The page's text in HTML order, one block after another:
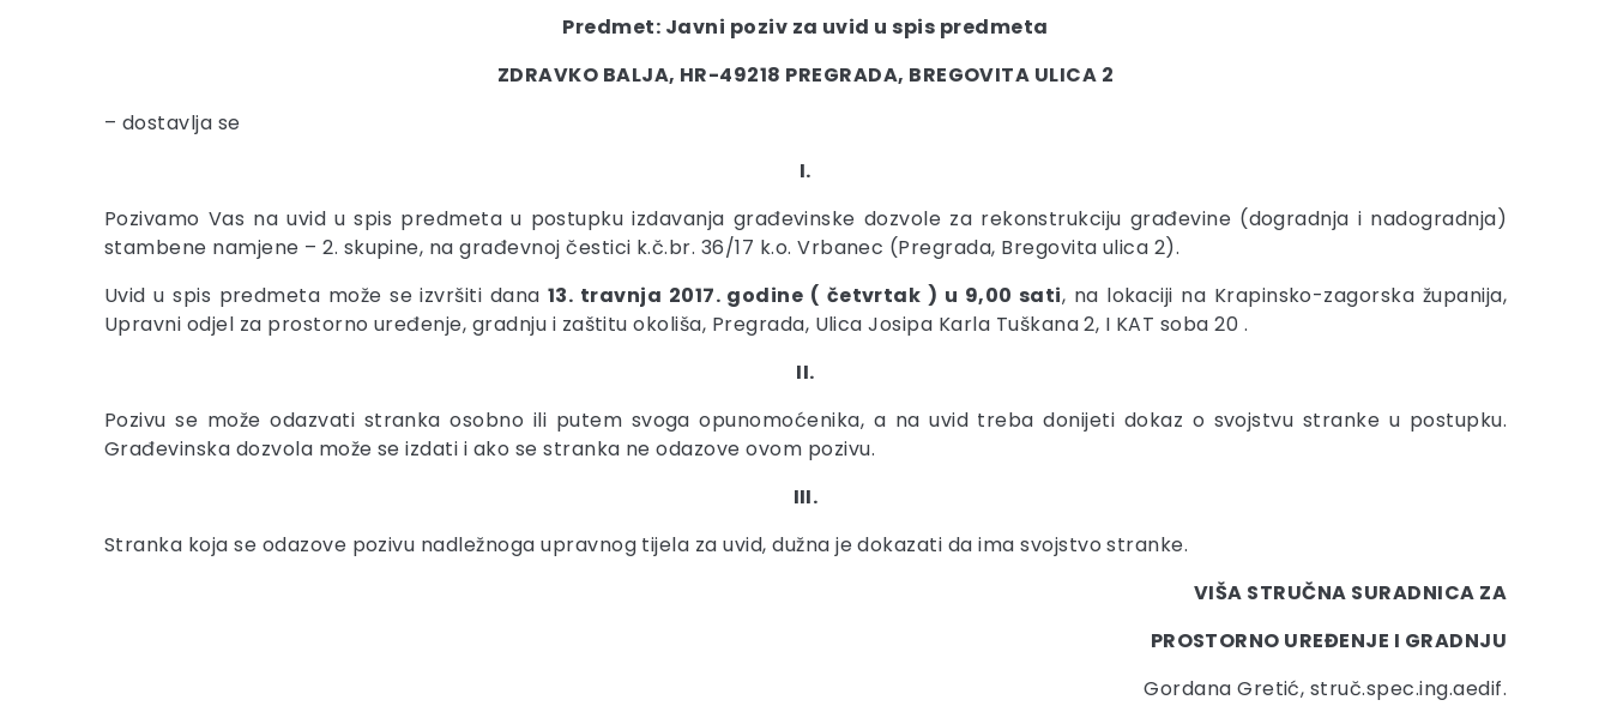
Predmet: Javni poziv za uvid u spis predmeta
ZDRAVKO BALJA, HR-49218 PREGRADA, BREGOVITA ULICA 2
– dostavlja se
I.
Pozivamo Vas na uvid u spis predmeta u postupku izdavanja građevinske dozvole za rekonstrukciju građevine (dogradnja i nadogradnja)
stambene namjene – 2. skupine, na građevnoj čestici k.č.br. 36/17 k.o. Vrbanec (Pregrada, Bregovita ulica 2).
Uvid u spis predmeta može se izvršiti dana 13. travnja 2017. godine ( četvrtak ) u 9,00 sati, na lokaciji na Krapinsko-zagorska županija,
Upravni odjel za prostorno uređenje, gradnju i zaštitu okoliša, Pregrada, Ulica Josipa Karla Tuškana 2, I KAT soba 20 .
II.
Pozivu se može odazvati stranka osobno ili putem svoga opunomoćenika, a na uvid treba donijeti dokaz o svojstvu stranke u postupku.
Građevinska dozvola može se izdati i ako se stranka ne odazove ovom pozivu.
III.
Stranka koja se odazove pozivu nadležnoga upravnog tijela za uvid, dužna je dokazati da ima svojstvo stranke.
VIŠA STRUČNA SURADNICA ZA
PROSTORNO UREĐENJE I GRADNJU
Gordana Gretić, struč.spec.ing.aedif.